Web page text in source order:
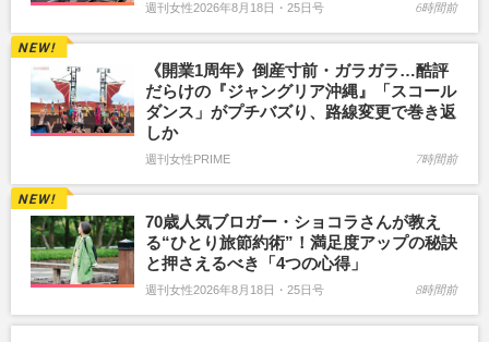
週刊女性2026年8月18日・25日号 6時間前
《開業1周年》倒産寸前・ガラガラ…酷評
だらけの『ジャングリア沖縄』「スコール
ダンス」がプチバズり、路線変更で巻き返
しか
週刊女性PRIME 7時間前
70歳人気ブロガー・ショコラさんが教え
る“ひとり旅節約術”！満足度アップの秘訣
と押さえるべき「4つの心得」
週刊女性2026年8月18日・25日号 8時間前